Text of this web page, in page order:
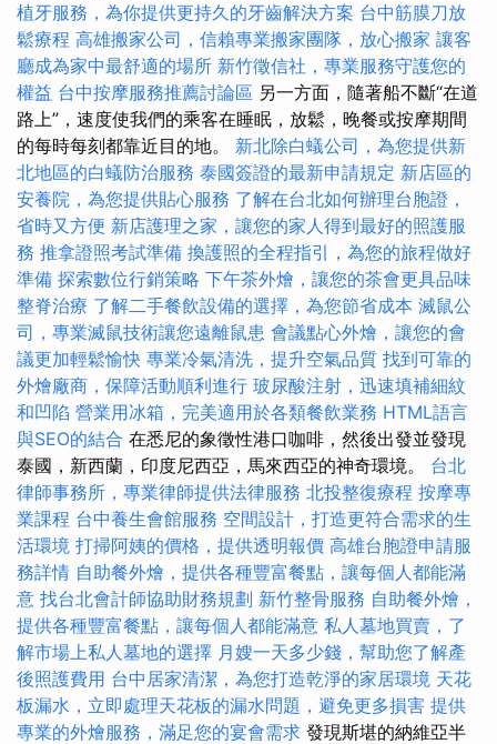
植牙服務，為你提供更持久的牙齒解決方案 台中筋膜刀放
鬆療程 高雄搬家公司，信賴專業搬家團隊，放心搬家 讓客
廳成為家中最舒適的場所 新竹徵信社，專業服務守護您的
權益 台中按摩服務推薦討論區 另一方面，隨著船不斷“在道
路上”，速度使我們的乘客在睡眠，放鬆，晚餐或按摩期間
的每時每刻都靠近目的地。 新北除白蟻公司，為您提供新
北地區的白蟻防治服務 泰國簽證的最新申請規定 新店區的
安養院，為您提供貼心服務 了解在台北如何辦理台胞證，
省時又方便 新店護理之家，讓您的家人得到最好的照護服
務 推拿證照考試準備 換護照的全程指引，為您的旅程做好
準備 探索數位行銷策略 下午茶外燴，讓您的茶會更具品味
整脊治療 了解二手餐飲設備的選擇，為您節省成本 滅鼠公
司，專業滅鼠技術讓您遠離鼠患 會議點心外燴，讓您的會
議更加輕鬆愉快 專業冷氣清洗，提升空氣品質 找到可靠的
外燴廠商，保障活動順利進行 玻尿酸注射，迅速填補細紋
和凹陷 營業用冰箱，完美適用於各類餐飲業務 HTML語言
與SEO的結合 在悉尼的象徵性港口咖啡，然後出發並發現
泰國，新西蘭，印度尼西亞，馬來西亞的神奇環境。 台北
律師事務所，專業律師提供法律服務 北投整復療程 按摩專
業課程 台中養生會館服務 空間設計，打造更符合需求的生
活環境 打掃阿姨的價格，提供透明報價 高雄台胞證申請服
務詳情 自助餐外燴，提供各種豐富餐點，讓每個人都能滿
意 找台北會計師協助財務規劃 新竹整骨服務 自助餐外燴，
提供各種豐富餐點，讓每個人都能滿意 私人墓地買賣，了
解市場上私人墓地的選擇 月嫂一天多少錢，幫助您了解產
後照護費用 台中居家清潔，為您打造乾淨的家居環境 天花
板漏水，立即處理天花板的漏水問題，避免更多損害 提供
專業的外燴服務，滿足您的宴會需求 發現斯堪的納維亞半